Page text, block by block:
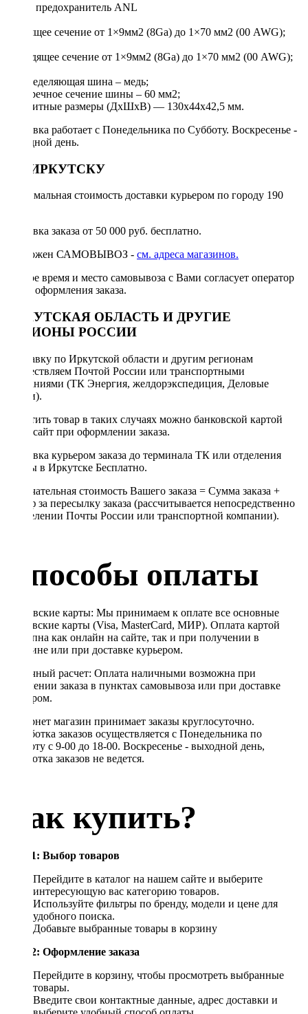
Под 1 предохранитель ANL
Входящее сечение от 1×9мм2 (8Ga) до 1×70 мм2 (00 AWG);
Выходящее сечение от 1×9мм2 (8Ga) до 1×70 мм2 (00 AWG);
Распределяющая шина – медь;
Поперечное сечение шины – 60 мм2;
Габаритные размеры (ДхШхВ) — 130х44х42,5 мм.
Доставка работает с Понедельника по Субботу. Воскресенье -
выходной день.
ПО ИРКУТСКУ
Минимальная стоимость доставки курьером по городу 190
Доставка заказа от 50 000 руб. бесплатно.
Возможен САМОВЫВОЗ - см. адреса магазинов.
Точное время и место самовывоза с Вами согласует оператор
после оформления заказа.
ИРКУТСКАЯ ОБЛАСТЬ И ДРУГИЕ
РЕГИОНЫ РОССИИ
Отправку по Иркутской области и другим регионам
осуществляем Почтой России или транспортными
компаниями (ТК Энергия, желдорэкспедиция, Деловые
линии).
Оплатить товар в таких случаях можно банковской картой
через сайт при оформлении заказа.
Доставка курьером заказа до терминала ТК или отделения
Почты в Иркутске Бесплатно.
Окончательная стоимость Вашего заказа = Сумма заказа +
Тариф за пересылку заказа (рассчитывается непосредственно
в отделении Почты России или транспортной компании).
Способы оплаты
Банковские карты: Мы принимаем к оплате все основные
банковские карты (Visa, MasterCard, МИР). Оплата картой
доступна как онлайн на сайте, так и при получении в
магазине или при доставке курьером.
Наличный расчет: Оплата наличными возможна при
получении заказа в пунктах самовывоза или при доставке
курьером.
Интернет магазин принимает заказы круглосуточно.
Обработка заказов осуществляется с Понедельника по
Субботу с 9-00 до 18-00. Воскресенье - выходной день,
обработка заказов не ведется.
Как купить?
Шаг 1: Выбор товаров
Перейдите в каталог на нашем сайте и выберите
интересующую вас категорию товаров.
Используйте фильтры по бренду, модели и цене для
удобного поиска.
Добавьте выбранные товары в корзину
Шаг 2: Оформление заказа
Перейдите в корзину, чтобы просмотреть выбранные
товары.
Введите свои контактные данные, адрес доставки и